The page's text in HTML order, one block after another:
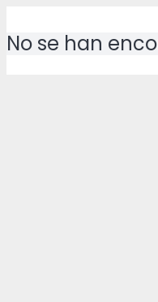
No se han